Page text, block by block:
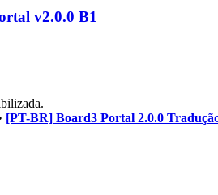
v2.0.0 B1
[PT-BR] Board3 Portal 2.0.0